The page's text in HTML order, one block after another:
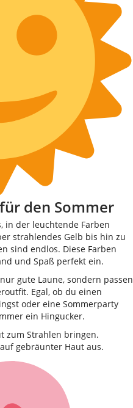
den Sommer
in der leuchtende Farben
strahlendes Gelb bis hin zu
sind endlos. Diese Farben
und Spaß perfekt ein.
gute Laune, sondern passen
Egal, ob du einen
oder eine Sommerparty
ein Hingucker.
zum Strahlen bringen.
gebräunter Haut aus.